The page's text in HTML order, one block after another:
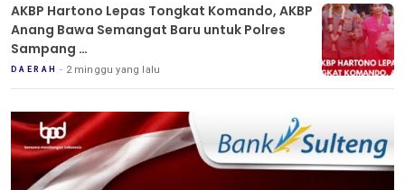
AKBP Hartono Lepas Tongkat Komando, AKBP
Anang Bawa Semangat Baru untuk Polres
Sampang
Tradisi Pedang Pora Iringi Sertijab Kapolres
Sampang
DAERAH 2 minggu yang lalu